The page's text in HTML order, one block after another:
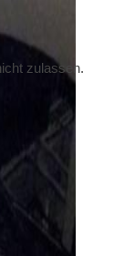
zulassen.